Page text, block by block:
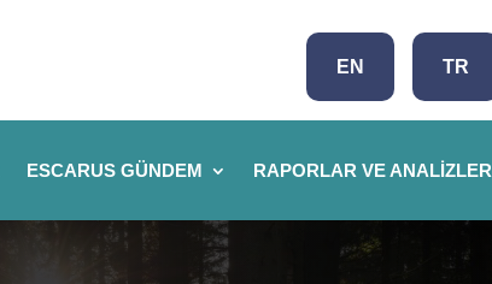
EN TR
ESCARUS GÜNDEM RAPORLAR VE ANALIZLER